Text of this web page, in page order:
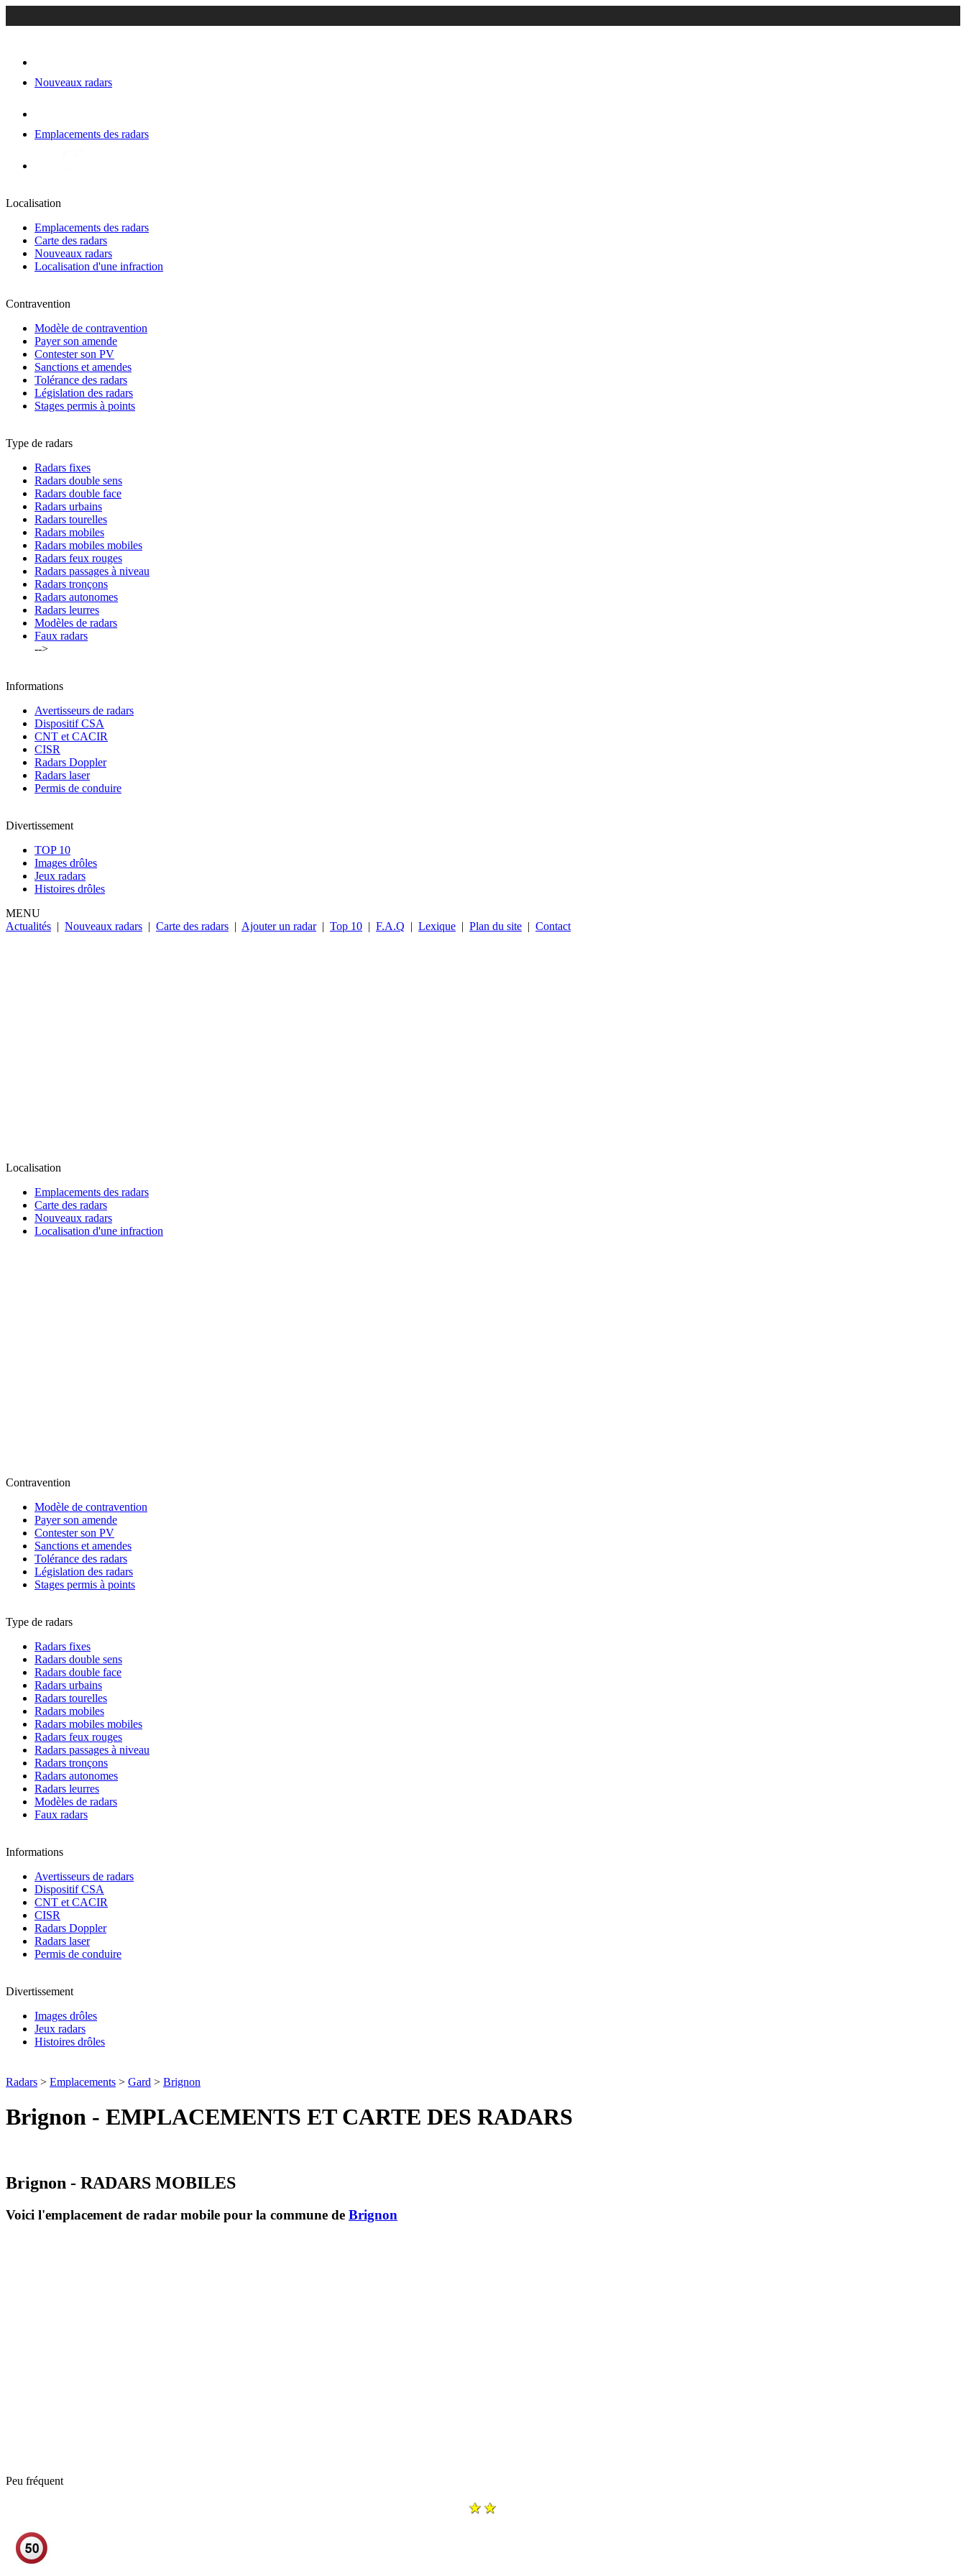
Nouveaux radars
Emplacements des radars
Localisation
Emplacements des radars
Carte des radars
Nouveaux radars
Localisation d'une infraction
Contravention
Modèle de contravention
Payer son amende
Contester son PV
Sanctions et amendes
Tolérance des radars
Législation des radars
Stages permis à points
Type de radars
Radars fixes
Radars double sens
Radars double face
Radars urbains
Radars tourelles
Radars mobiles
Radars mobiles mobiles
Radars feux rouges
Radars passages à niveau
Radars tronçons
Radars autonomes
Radars leurres
Modèles de radars
Faux radars
-->
Informations
Avertisseurs de radars
Dispositif CSA
CNT et CACIR
CISR
Radars Doppler
Radars laser
Permis de conduire
Divertissement
TOP 10
Images drôles
Jeux radars
Histoires drôles
MENU
Actualités | Nouveaux radars | Carte des radars | Ajouter un radar | Top 10 | F.A.Q | Lexique | Plan du site | Contact
Localisation
Emplacements des radars
Carte des radars
Nouveaux radars
Localisation d'une infraction
Contravention
Modèle de contravention
Payer son amende
Contester son PV
Sanctions et amendes
Tolérance des radars
Législation des radars
Stages permis à points
Type de radars
Radars fixes
Radars double sens
Radars double face
Radars urbains
Radars tourelles
Radars mobiles
Radars mobiles mobiles
Radars feux rouges
Radars passages à niveau
Radars tronçons
Radars autonomes
Radars leurres
Modèles de radars
Faux radars
Informations
Avertisseurs de radars
Dispositif CSA
CNT et CACIR
CISR
Radars Doppler
Radars laser
Permis de conduire
Divertissement
Images drôles
Jeux radars
Histoires drôles
Radars > Emplacements > Gard > Brignon
Brignon - EMPLACEMENTS ET CARTE DES RADARS
Brignon - RADARS MOBILES
Voici l'emplacement de radar mobile pour la commune de Brignon
Peu fréquent